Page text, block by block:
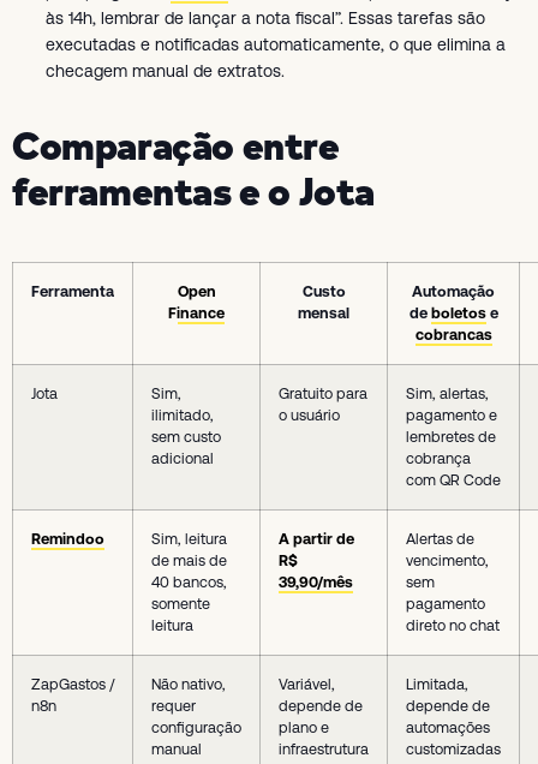
às 14h, lembrar de lançar a nota fiscal”. Essas tarefas são
executadas e notificadas automaticamente, o que elimina a
checagem manual de extratos.
Comparação entre
ferramentas e o Jota
Ferramenta
Open
Finance
Custo
mensal
Automação
de boletose
cobrancas
Jota
Sim,
ilimitado,
sem custo
adicional
Gratuito para
o usuário
Sim, alertas,
pagamento e
lembretes de
cobrança
com QR Code
Remindoo
Sim, leitura
de mais de
40 bancos,
somente
leitura
A partir de
R$
39,90/mês
Alertas de
vencimento,
sem
pagamento
direto no chat
ZapGastos /
n8n
Não nativo,
requer
configuração
manual
Variável,
depende de
plano e
infraestrutura
Limitada,
depende de
automações
customizadas